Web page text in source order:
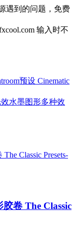
遇到的问题，免费
输入时不
预设 Cinematic
效水墨图形多种效
卷 The Classic